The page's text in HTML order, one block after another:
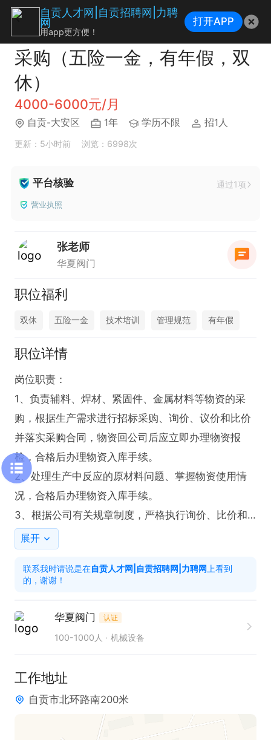
采购（五险一金，有年假，双
休）
4000-6000元/月
自贡-大安区 1年 学历不限 招1人
更新：5小时前 浏览：6998次
平台核验 通过1项
营业执照
张老师
华夏阀门
职位福利
双休 五险一金 技术培训 管理规范 有年假
职位详情
岗位职责：
1、负责辅料、焊材、紧固件、金属材料等物资的采
购，根据生产需求进行招标采购、询价、议价和比价
并落实采购合同，物资回公司后应立即办理物资报
检，合格后办理物资入库手续。
2、处理生产中反应的原材料问题、掌握物资使用情
况，合格后办理物资入库手续。
3、根据公司有关规章制度，严格执行询价、比价和
招议标采购程序，控制物资采购质量，配合有关部门
4、负责提出潜在供方进行评审申请，参与供方资格
好动态管理。
5、根据公司、部门指令，完成临时交办相关业务。
1、学历不限
3、熟悉铸钢件、金属材料相关材料的基本知识
上班时间：8:30-17:30，双休
展开
联系我时请说是在自贡人才网|自贡招聘网|力聘网 上看到
的，谢谢！
华夏阀门 认证
100-1000人 机械设备
工作地址
自贡市北环路南200米
自贡人才网|自贡招聘网|力聘
网
用app更方便！
打开APP